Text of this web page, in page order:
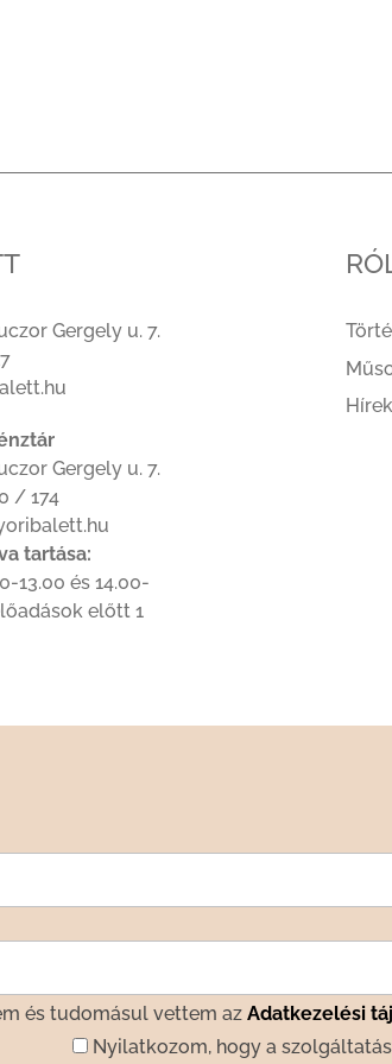
Gergely u. 7.
Gergely u. 7.
/ 174
tartása:
13.00 és 14.00-
előtt 1
Hírek
és tudomásul vettem az Adatkezelési
Nyilatkozom, hogy a